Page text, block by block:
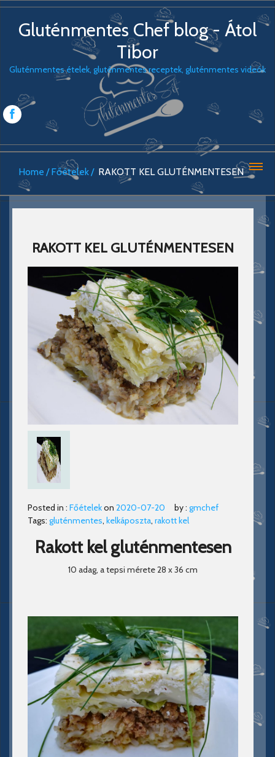
Gluténmentes Chef blog - Átol
Tibor
Gluténmentes ételek, gluténmentes receptek, gluténmentes videók
Home Főételek RAKOTT KEL GLUTÉNMENTESEN
RAKOTT KEL GLUTÉNMENTESEN
Posted in : Főételekon 2020-07-20 by : gmchef
Tags: gluténmentes, kelkáposzta, rakott kel
Rakott kel gluténmentesen
10 adag, a tepsi mérete 28 x 36 cm